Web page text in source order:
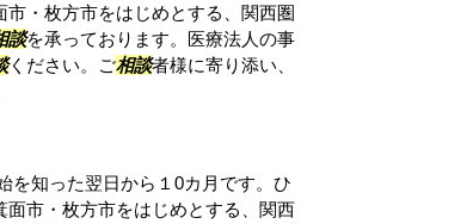
市・枚方市をはじめとする、関西圏
談を承っております。医療法人の事
ください。ご相談者様に寄り添い、
を知った翌日から１0カ月です。ひ
面市・枚方市をはじめとする、関西